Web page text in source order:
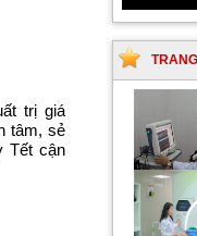
trị giá
tâm, sẻ
Tết cận
Siêu âm